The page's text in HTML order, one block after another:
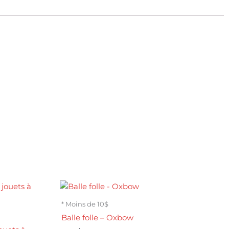
* Moins de 10$
Balle folle – Oxbow